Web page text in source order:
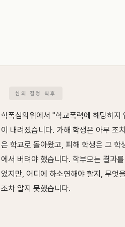
심의 결정 직후
학폭심의위에서 "학교폭력에 해당하지
이 내려졌습니다. 가해 학생은 아무 조
은 학교로 돌아왔고, 피해 학생은 그 학
에서 버텨야 했습니다. 학부모는 결과
었지만, 어디에 하소연해야 할지, 무엇
조차 알지 못했습니다.